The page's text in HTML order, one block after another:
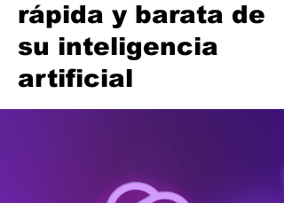
rápida y barata de
su inteligencia
artificial